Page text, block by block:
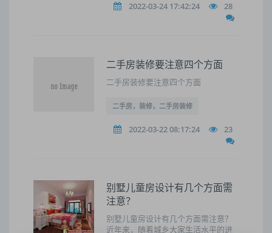
2022-03-24 17:42:24 28
二手房装修要注意四个方面
二手房装修要注意四个方面
二手房，装修，二手房装修
2022-03-22 08:17:24 23
别墅儿童房设计有几个方面需
注意？
别墅儿童房设计有几个方面需注意？
近年来，随着城乡大家生活水平的进